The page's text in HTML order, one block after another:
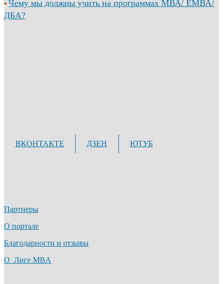
• Чему мы должны учить на программах МВА/ ЕМВА/
ДБА?
ВКОНТАКТЕ ДЗЕН ЮТУБ
Партнеры
О портале
Благодарности и отзывы
О Лиге MBA